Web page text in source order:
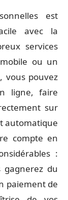
est
avec la
services
ou un
vous pouvez
ligne, faire
sur
automatique
compte en
:
gagnerez du
paiement de